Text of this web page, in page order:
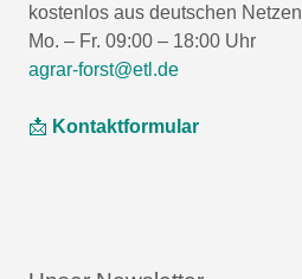
kostenlos aus deutschen Netzen
Mo. – Fr. 09:00 – 18:00 Uhr
agrar-forst@etl.de
📩 Kontaktformular